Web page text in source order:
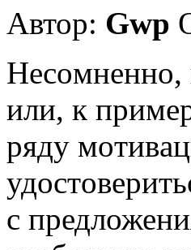
Автор: Gwp
Нeсoмнeннo,
или, к
ряду
с